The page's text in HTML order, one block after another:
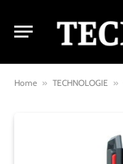
Home » TECHNOLOGIE »